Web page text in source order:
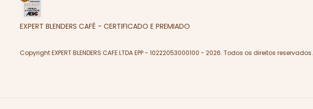
EXPERT BLENDERS CAFÉ - CERTIFICADO E PREMIADO
Copyright EXPERT BLENDERS CAFE LTDA EPP - 10222053000100 - 2026. Todos os direitos reservados.